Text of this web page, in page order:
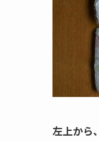
左上から、